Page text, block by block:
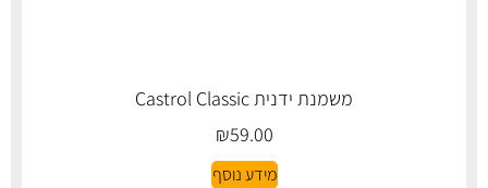
משמנת ידנית Castrol Classic
₪59.00
מידע נוסף